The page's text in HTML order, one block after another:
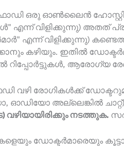
ഒരു ഓൺലൈൻ
എന്ന് വിളിക്കുന്നു) അതത്
എന്ന് വിളിക്കുന്നു)
കഴിയും. ഇതിൽ
റിപ്പോർട്ടുകൾ, ആരോഗ്യ
വഴി രോഗികൾക്ക്
ഓഡിയോ അല്ലെങ്കിൽ ചാറ്റ്)
വഴിയായിരിക്കും നടത്തുക.
ഡോക്ടർമാരെയും